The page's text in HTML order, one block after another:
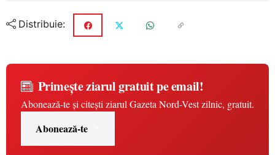
Distribuie:
Primește ziarul gratuit pe email!
Abonează-te și citești ziarul Gazeta Nord-Vest zilnic, gratuit.
Abonează-te